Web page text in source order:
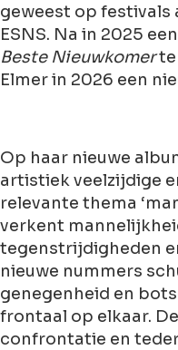
geweest op festivals
ESNS. Na in 2025
Beste Nieuwkomerte
Elmer in 2026 een
Op haar nieuwe
artistiek veelzijdige
relevante thema
verkent
tegenstrijdigheden
nieuwe nummers
genegenheid en
frontaal op elkaar.
confrontatie en